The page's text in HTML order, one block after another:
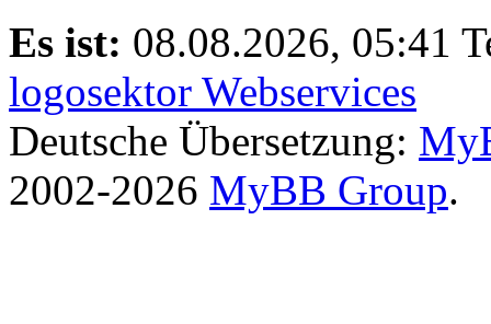
Es ist: 08.08.2026, 05:41
logosektor Webservices
Deutsche Übersetzung:
2002-2026 MyBB Group.